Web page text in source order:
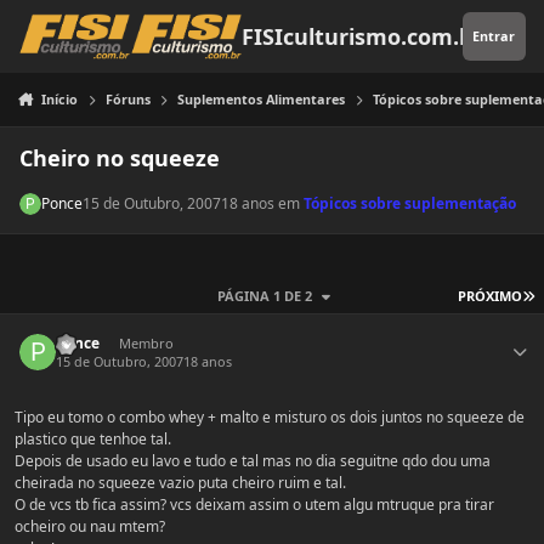
Pular para o conteúdo
FISIculturismo.com.brEntrar
Início Fóruns Suplementos Alimentares Tópicos sobre
Cheiro no squeeze
Ponce15 de Outubro, 200718 anos emTópicos sobre suplementação
PRÓXIMO
PÁGINA 1 DE 2
Ponce
Membro
15 de Outubro, 200718 anos
Tipo eu tomo o combo whey + malto e misturo os dois juntos no squeeze de
plastico que tenhoe tal.
Depois de usado eu lavo e tudo e tal mas no dia seguitne qdo dou uma
cheirada no squeeze vazio puta cheiro ruim e tal.
O de vcs tb fica assim? vcs deixam assim o utem algu mtruque pra tirar
ocheiro ou nau mtem?